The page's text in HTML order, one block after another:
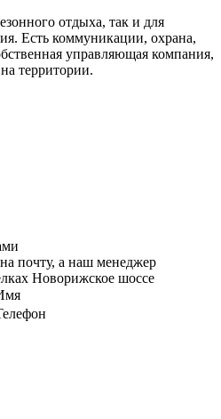
отдыха, так и для
Есть коммуникации, охрана,
управляющая компания,
территории.
почту, а наш менеджер
Новорижское шоссе